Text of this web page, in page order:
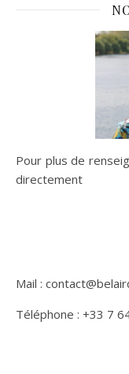
Pour plus de
directement
Mail :
Téléphone : +33 7